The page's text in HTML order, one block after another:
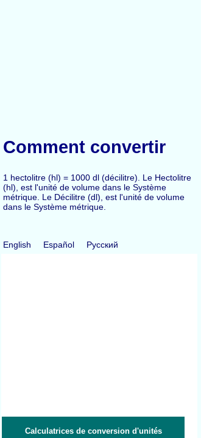
Comment convertir
1 hectolitre (hl) = 1000 dl (décilitre). Le Hectolitre
(hl), est l'unité de volume dans le Système
métrique. Le Décilitre (dl), est l'unité de volume
dans le Système métrique.
English Español Русский
Calculatrices de conversion d'unités